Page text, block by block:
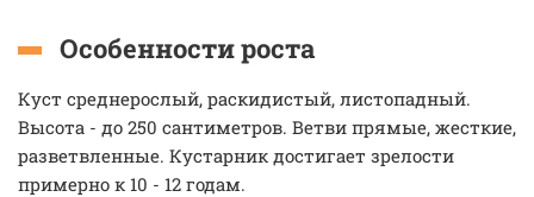
Особенности роста
Куст среднерослый, раскидистый, листопадный.
Высота - до 250 сантиметров. Ветви прямые, жесткие,
разветвленные. Кустарник достигает зрелости
примерно к 10 - 12 годам.